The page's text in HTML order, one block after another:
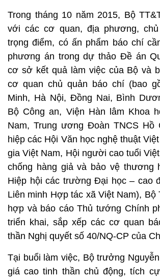
Trong tháng 10 năm 2015, Bộ
với các cơ quan, địa phương,
trọng điểm, có ấn phẩm báo chí
phương án trong dự thảo Đề án
cơ sở kết quả làm việc của Bộ và
cơ quan chủ quản báo chí (bao
Minh, Hà Nội, Đồng Nai, Bình
Bộ Công an, Viện Hàn lâm Khoa
Nam, Trung ương Đoàn TNCS Hồ
hiệp các Hội Văn học nghệ thuật
gia Việt Nam, Hội người cao tuổi
chống hàng giả và bảo vệ thương
Hiệp hội các trường Đại học – cao
Liên minh Hợp tác xã Việt Nam), Bộ
hợp và báo cáo Thủ tướng Chính
triển khai, sắp xếp các cơ quan
thần Nghị quyết số 40/NQ-CP của
Tại buổi làm việc, Bộ trưởng
giá cao tinh thần chủ động, tích